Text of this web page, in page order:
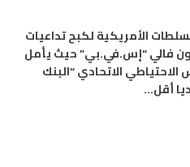
الأمريكية لكبح تداعيات
فالي “إس.في.بي” حيث يأمل
الاتحادي “البنك
أقل…